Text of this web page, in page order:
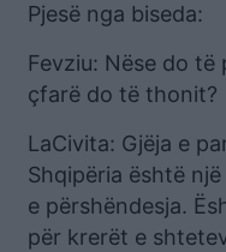
Pjesë nga biseda:
Fevziu: Nëse do të
çfarë do të thonit?
LaCivita: Gjëja e
Shqipëria është
e përshëndesja.
për krerët e